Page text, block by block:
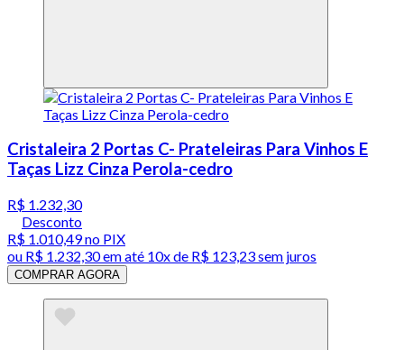
Cristaleira 2 Portas C- Prateleiras Para Vinhos E
Taças Lizz Cinza Perola-cedro
R$ 1.232,30
Desconto
R$ 1.010,49no PIX
ou R$ 1.232,30em até 10x de R$ 123,23 sem juros
COMPRAR AGORA